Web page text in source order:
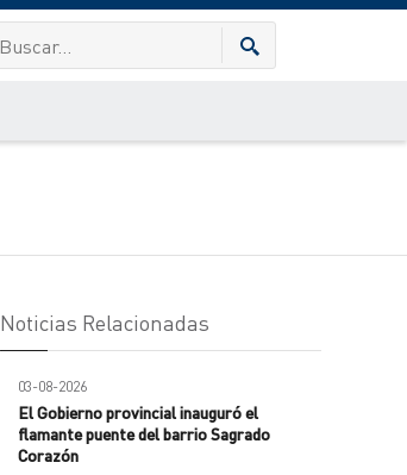
Noticias Relacionadas
03-08-2026
El Gobierno provincial inauguró el
flamante puente del barrio Sagrado
Corazón